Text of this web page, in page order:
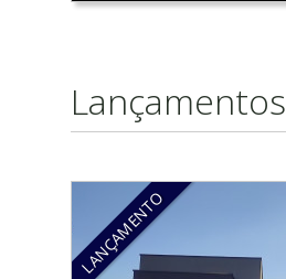
Lançamentos
LANÇAMENTO